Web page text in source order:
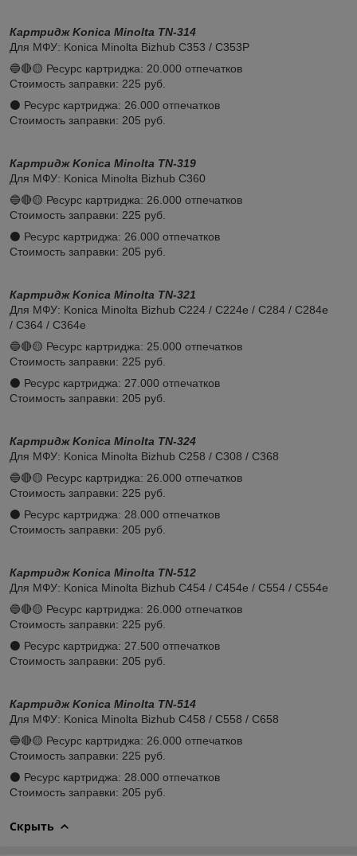
Картридж Konica Minolta TN-314
Для МФУ: Konica Minolta Bizhub C353 / C353P
🔵🔴🟡 Ресурс картриджа: 20.000 отпечатков
Стоимость заправки: 225 руб.
⚫️ Ресурс картриджа: 26.000 отпечатков
Стоимость заправки: 205 руб.
Картридж Konica Minolta TN-319
Для МФУ: Konica Minolta Bizhub C360
🔵🔴🟡 Ресурс картриджа: 26.000 отпечатков
Стоимость заправки: 225 руб.
⚫️ Ресурс картриджа: 26.000 отпечатков
Стоимость заправки: 205 руб.
Картридж Konica Minolta TN-321
Для МФУ: Konica Minolta Bizhub C224 / C224e / C284 / C284e
/ C364 / C364e
🔵🔴🟡 Ресурс картриджа: 25.000 отпечатков
Стоимость заправки: 225 руб.
⚫️ Ресурс картриджа: 27.000 отпечатков
Стоимость заправки: 205 руб.
Картридж Konica Minolta TN-324
Для МФУ: Konica Minolta Bizhub C258 / C308 / C368
🔵🔴🟡 Ресурс картриджа: 26.000 отпечатков
Стоимость заправки: 225 руб.
⚫️ Ресурс картриджа: 28.000 отпечатков
Стоимость заправки: 205 руб.
Картридж Konica Minolta TN-512
Для МФУ: Konica Minolta Bizhub C454 / C454e / C554 / C554e
🔵🔴🟡 Ресурс картриджа: 26.000 отпечатков
Стоимость заправки: 225 руб.
⚫️ Ресурс картриджа: 27.500 отпечатков
Стоимость заправки: 205 руб.
Картридж Konica Minolta TN-514
Для МФУ: Konica Minolta Bizhub C458 / C558 / C658
🔵🔴🟡 Ресурс картриджа: 26.000 отпечатков
Стоимость заправки: 225 руб.
⚫️ Ресурс картриджа: 28.000 отпечатков
Стоимость заправки: 205 руб.
Скрыть